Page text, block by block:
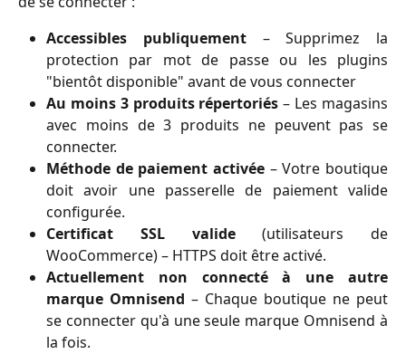
Accessibles publiquement– Supprimez la
protection par mot de passe ou les plugins
"bientôt disponible" avant de vous connecter
Au moins 3 produits répertoriés – Les magasins
avec moins de 3 produits ne peuvent pas se
connecter.
Méthode de paiement activée – Votre boutique
doit avoir une passerelle de paiement valide
configurée.
Certificat SSL valide(utilisateurs de
WooCommerce) – HTTPS doit être activé.
Actuellement non connecté à une autre
marque Omnisend – Chaque boutique ne peut
se connecter qu'à une seule marque Omnisend à
la fois.